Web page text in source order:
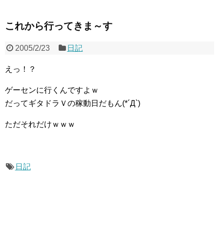
これから行ってきま～す
2005/2/23 日記
えっ！？
ゲーセンに行くんですよｗ
だってギタドラＶの稼動日だもん(*´Д`)
ただそれだけｗｗｗ
日記